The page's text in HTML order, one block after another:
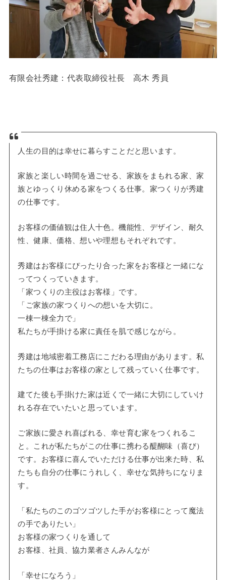
有限会社秀建：代表取締役社長 高木 秀員
人生の目的は幸せに暮らすことだと思います。
家族と楽しい時間を過ごせる、家族をまもれる家、家
族とゆっくり休める家をつくる仕事。家つくりが秀建
の仕事です。
お客様の価値観は住人十色。機能性、デザイン、耐久
性、健康、価格、想いや理想もそれぞれです。
秀建はお客様にぴったり合った家をお客様と一緒にな
ってつくっていきます。
「家つくりの主役はお客様」です。
「ご家族の家つくりへの想いを大切に。
一棟一棟全力で」
私たちが手掛ける家に責任を肌で感じながら。
秀建は地域密着工務店にこだわる理由があります。私
たちの仕事はお客様の家として残っていく仕事です。
建てた後も手掛けた家は近くで一緒に大切にしていけ
れる存在でいたいと思っています。
ご家族に愛され喜ばれる、幸せ育む家をつくれるこ
と。これが私たちがこの仕事に携わる醍醐味（喜び）
です。お客様に喜んでいただける仕事が出来た時、私
たちも自分の仕事にうれしく、幸せな気持ちになりま
す。
​「私たちのこのゴツゴツした手がお客様にとって魔法
の手でありたい」
お客様の家つくりを通して
お客様、社員、協力業者さんみんなが
「幸せになろう」